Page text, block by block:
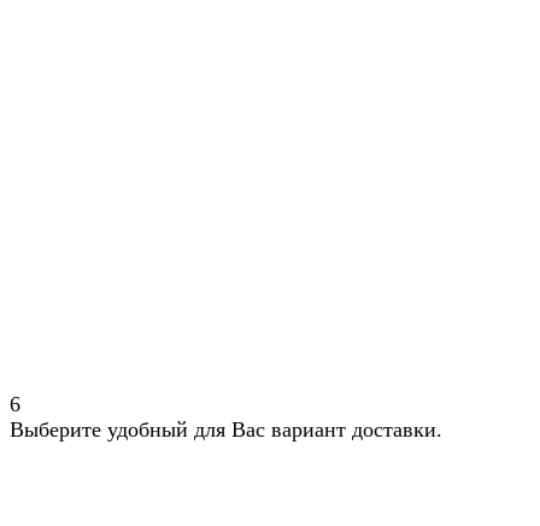
6
Выберите удобный для Вас вариант доставки.